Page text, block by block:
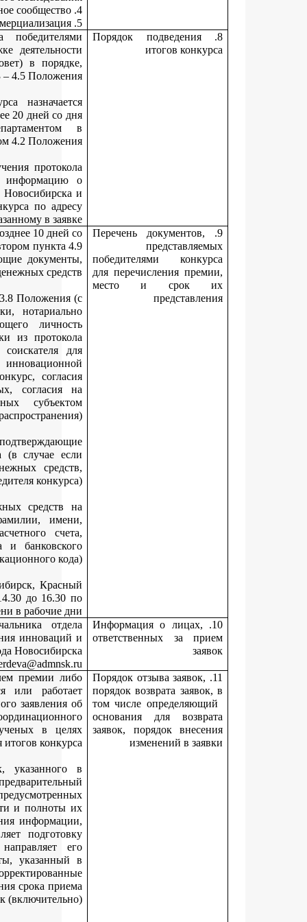
Решение о признании участников конкурса
принимает координационный совет по поддержке
молодых ученых (далее – координационный совет) в
Место, дата, время подведения итогов конкурса
председателем координационного совета не позднее 20 дней
получения документов, представленных
Департамент не позднее трех дней со дня получения
заседания координационного совета размещает
лауреатах конкурса на официальном сайте города
уведомляет победителей конкурса об итогах конкурса по
Победители конкурса (или их представители) не позднее 10
дня получения уведомления, указанного в абзаце втором
Положения, представляют в департамент следующие
необходимые для перечисления денежных
конкурсную документацию, предусмотренную п. 3.8
обязательным представлением оригиналов заявки,
заверенного перевода документа, удостоверяющего
соискателя – иностранного гражданина, выписки из
заседания совета о выдвижении кандидатуры
участия в конкурсе или решения руководителя
организации о выдвижении кандидатуры на конкурс,
соискателя на обработку персональных данных,
обработку персональных данных, разрешенных
документы, удостоверяющие личность и
полномочия представителя победителя конкурса (в случае
документы, необходимые для перечисления денежных
представляются представителем победителя
банковские реквизиты для перечисления денежных
расчетный счет (с обязательным указанием фамилии,
отчества (при наличии) получателя и его расчетного
наименования банка, корреспондентского счета и
Документы предоставляются по адресу: г. Новосибирск,
проспект, 50, кабинет 224, с 10.00 до 13.00 и с 14.30 до
Жердева Марина Васильевна, заместитель начальника
инноваций и выставочной деятельности управления
предпринимательства мэрии города
Поданная заявка может быть отозвана соискателем премии
руководителем организации, в которой учится или
соискатель премии, путем направления письменного
отзыве заявки в департамент до дня заседания
совета по поддержке деятельности молодых ученых в
подведения итогов
Департамент в течение срока приема заявок,
извещении о проведении конкурса, осуществляет
анализ поступающих заявок и документов,
пунктом 3.8 Положения, на предмет правильности и
представления и в случае необходимости уточнения
указанной в заявке или документах, осуществляет
соответствующего письменного уведомления,
соискателю премии на адрес электронной почты,
заявке. Соискатель премии вправе представить
(уточненные) заявку и документы до даты окончания срока